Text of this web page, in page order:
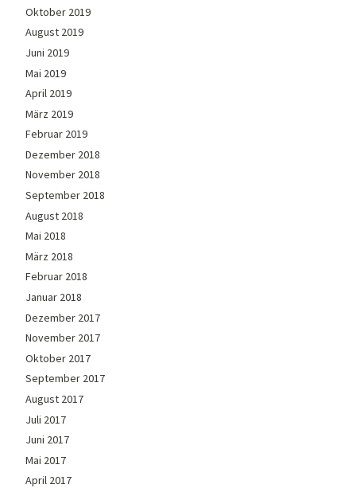
Oktober 2019
August 2019
Juni 2019
Mai 2019
April 2019
März 2019
Februar 2019
Dezember 2018
November 2018
September 2018
August 2018
Mai 2018
März 2018
Februar 2018
Januar 2018
Dezember 2017
November 2017
Oktober 2017
September 2017
August 2017
Juli 2017
Juni 2017
Mai 2017
April 2017